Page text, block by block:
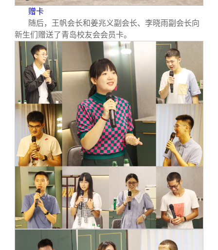
赠卡
随后，王帆会长和姜兆义副会长、李晓雨副会长向
新生们赠送了青岛校友会会员卡。